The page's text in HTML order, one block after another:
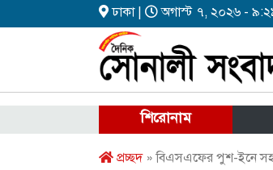
ঢাকা | অগাস্ট ৭, ২০২৬ - ৯:২৯
শিরোনাম
প্রচ্ছদ» বিএসএফের পুশ-ইনে